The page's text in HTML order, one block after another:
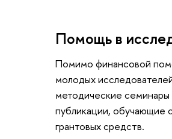
Помощь в
Помимо финансовой
молодых
методические
публикации, обучающие
грантовых средств.